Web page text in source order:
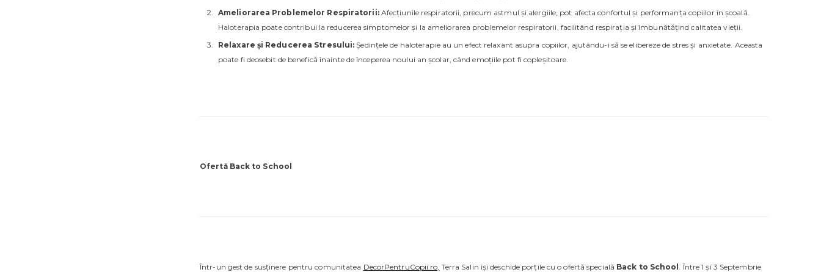
Ameliorarea Problemelor Respiratorii:Afecțiunile respiratorii, precum astmul și alergiile, pot afecta confortul și performanța copiilor în școală.
Haloterapia poate contribui la reducerea simptomelor și la ameliorarea problemelor respiratorii, facilitând respirația și îmbunătățind calitatea vieții.
Relaxare și Reducerea Stresului: Ședințele de haloterapie au un efect relaxant asupra copiilor, ajutându-i să se elibereze de stres și anxietate. Aceasta
poate fi deosebit de benefică înainte de începerea noului an școlar, când emoțiile pot fi copleșitoare.
Ofertă Back to School
Într-un gest de susținere pentru comunitatea DecorPentruCopii.ro, Terra Salin își deschide porțile cu o ofertă specială Back to School. Între 1 și 3 Septembrie